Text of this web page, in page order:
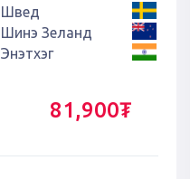
Швед
Шинэ Зеланд
Энэтхэг
81,900₮